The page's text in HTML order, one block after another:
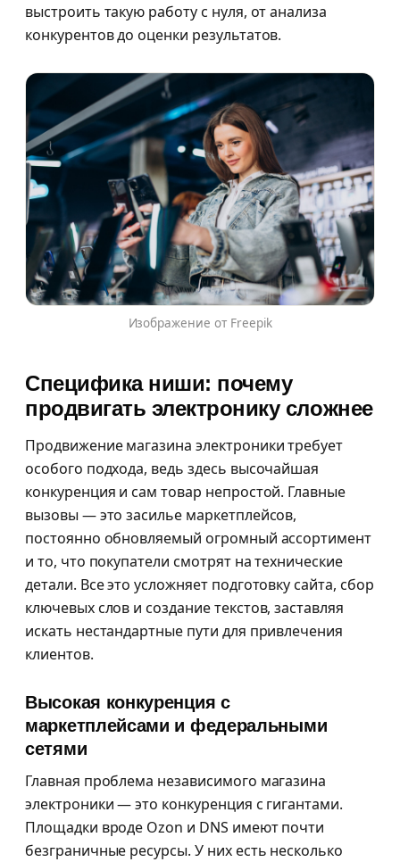
выстроить такую работу с нуля, от анализа
конкурентов до оценки результатов.
Изображение от Freepik
Специфика ниши: почему
продвигать электронику сложнее
Продвижение магазина электроники требует
особого подхода, ведь здесь высочайшая
конкуренция и сам товар непростой. Главные
вызовы — это засилье маркетплейсов,
постоянно обновляемый огромный ассортимент
и то, что покупатели смотрят на технические
детали. Все это усложняет подготовку сайта, сбор
ключевых слов и создание текстов, заставляя
искать нестандартные пути для привлечения
клиентов.
Высокая конкуренция с
маркетплейсами и федеральными
сетями
Главная проблема независимого магазина
электроники — это конкуренция с гигантами.
Площадки вроде Ozon и DNS имеют почти
безграничные ресурсы. У них есть несколько